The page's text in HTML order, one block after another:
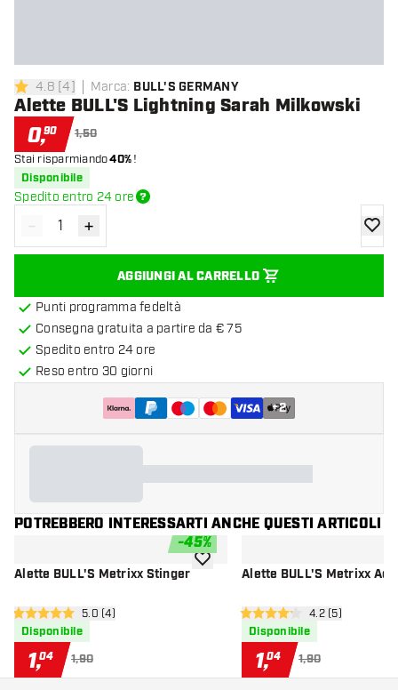
4.8 stelle di valutazione
4.8 [4] Marca: BULL'S GERMANY
Alette BULL'S Lightning Sarah Milkowski
0,90 1,50
Stai risparmiando40%!
Disponibile
Spedito entro 24 ore
Diminuisci quantità
- Aumenta quantità
+
AGGIUNGI AL CARRELLO
Punti programma fedeltà
Consegna gratuita a partire da € 75
Spedito entro 24 ore
Reso entro 30 giorni
+2
POTREBBERO INTERESSARTI ANCHE QUESTI ARTICOLI
-45%
Alette BULL'S Metrixx Stinger
apri pannello recensioni
5 stelle di valutazione
5.0 (4)
Disponibile
1,04 1,90
aggiungi alla lista dei desideri
Alette BULL'S Metrixx
apri pannello
4.2 stelle di valutazione
4.2 (5)
Disponibile
1,04 1,90